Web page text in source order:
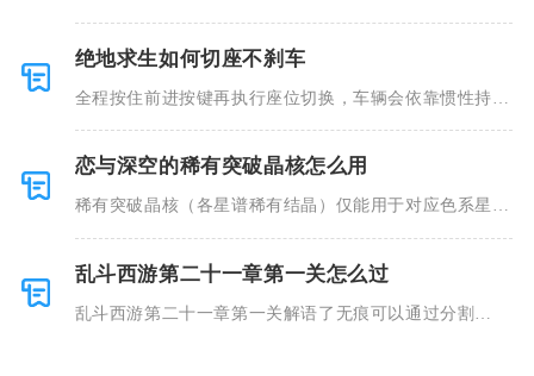
绝地求生如何切座不刹车
全程按住前进按键再执行座位切换，车辆会依靠惯性持续
恋与深空的稀有突破晶核怎么用
稀有突破晶核（各星谱稀有结晶）仅能用于对应色系星谱
乱斗西游第二十一章第一关怎么过
乱斗西游第二十一章第一关解语了无痕可以通过分割